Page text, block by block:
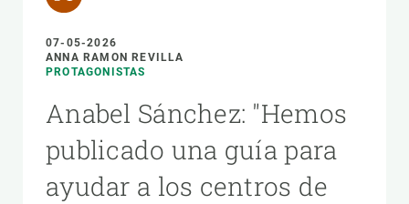
07-05-2026
ANNA RAMON REVILLA
PROTAGONISTAS
Anabel Sánchez: "Hemos
publicado una guía para
ayudar a los centros de